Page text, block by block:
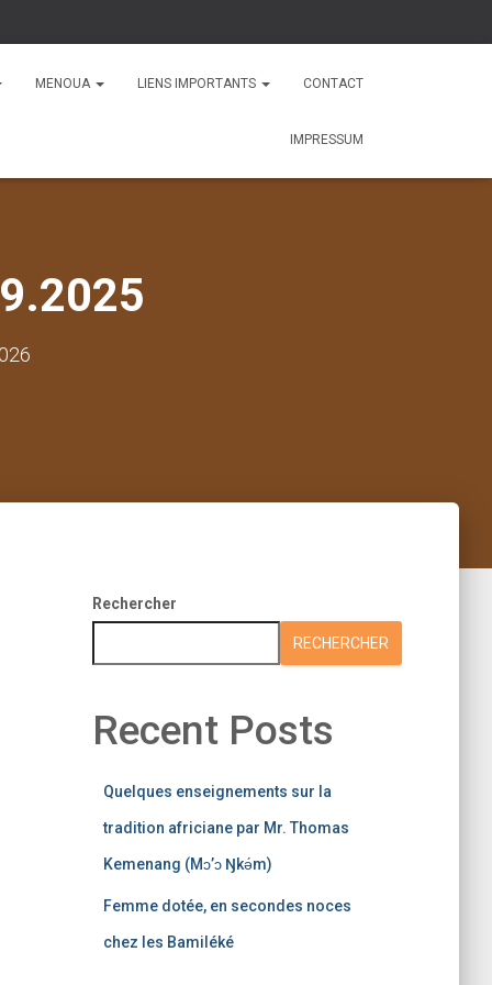
MENOUA LIENS IMPORTANTS CONTACT
IMPRESSUM
Rechercher
RECHERCHER
Recent Posts
Quelques enseignements sur la
tradition africiane par Mr. Thomas
Kemenang (Mɔ’ɔ Ŋkǝ́m)
Femme dotée, en secondes noces
chez les Bamiléké